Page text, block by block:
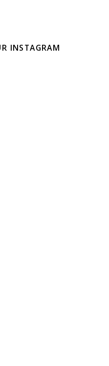
INSTAGRAM